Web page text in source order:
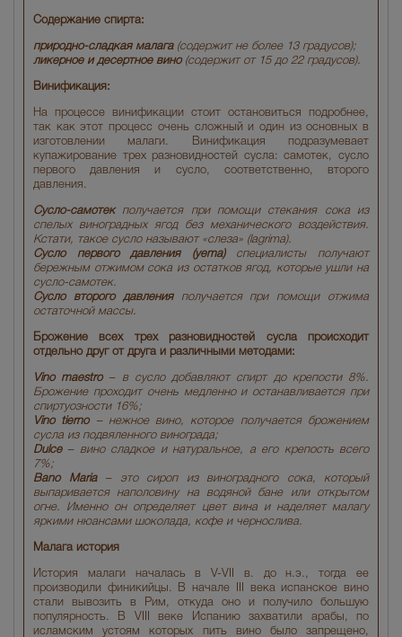
Содержание спирта:
природно-сладкая малага (содержит не более 13 градусов);
ликерное и десертное вино(содержит от 15 до 22 градусов).
Винификация:
На процессе винификации стоит остановиться подробнее,
так как этот процесс очень сложный и один из основных в
изготовлении малаги. Винификация подразумевает
купажирование трех разновидностей сусла: самотек, сусло
первого давления и сусло, соответственно, второго
давления.
Сусло-самотекполучается при помощи стекания сока из
спелых виноградных ягод без механического воздействия.
Кстати, такое сусло называют «слеза» (lagrima).
Сусло первого давления (yema)специалисты получают
бережным отжимом сока из остатков ягод, которые ушли на
сусло-самотек.
Сусло второго давленияполучается при помощи отжима
остаточной массы.
Брожение всех трех разновидностей сусла происходит
отдельно друг от друга и различными методами:
Vino maestro– в сусло добавляют спирт до крепости 8%.
Брожение проходит очень медленно и останавливается при
спиртуозности 16%;
Vino tierno
– нежное вино, которое получается брожением
сусла из подвяленного винограда;
Dulce – вино сладкое и натуральное, а его крепость всего
7%;
Bano Maria– это сироп из виноградного сока, который
выпаривается наполовину на водяной бане или открытом
огне. Именно он определяет цвет вина и наделяет малагу
яркими нюансами шоколада, кофе и чернослива.
Малага история
История малаги началась в V-VII в. до н.э., тогда ее
производили финикийцы. В начале III века испанское вино
стали вывозить в Рим, откуда оно и получило большую
популярность. В VIII веке Испанию захватили арабы, по
исламским устоям которых пить вино было запрещено,